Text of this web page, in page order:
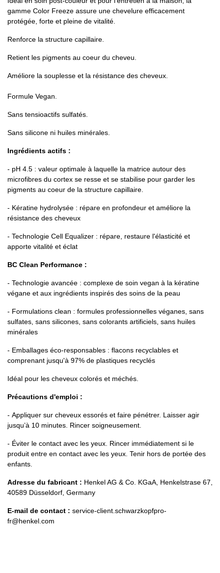
gamme Color Freeze assure une chevelure efficacement
protégée, forte et pleine de vitalité.
Renforce la structure capillaire.
Retient les pigments au coeur du cheveu.
Améliore la souplesse et la résistance des cheveux.
Formule Vegan.
Sans tensioactifs sulfatés.
Sans silicone ni huiles minérales.
Ingrédients actifs :
- pH 4.5 : valeur optimale à laquelle la matrice autour des
microfibres du cortex se resse et se stabilise pour garder les
pigments au coeur de la structure capillaire.
- Kératine hydrolysée : répare en profondeur et améliore la
résistance des cheveux
- Technologie Cell Equalizer : répare, restaure l'élasticité et
apporte vitalité et éclat
BC Clean Performance :
- Technologie avancée : complexe de soin vegan à la kératine
végane et aux ingrédients inspirés des soins de la peau
- Formulations clean : formules professionnelles véganes, sans
sulfates, sans silicones, sans colorants artificiels, sans huiles
minérales
- Emballages éco-responsables : flacons recyclables et
comprenant jusqu'à 97% de plastiques recyclés
Idéal pour les cheveux colorés et méchés.
Précautions d'emploi :
- Appliquer sur cheveux essorés et faire pénétrer. Laisser agir
jusqu’à 10 minutes. Rincer soigneusement.
- Éviter le contact avec les yeux. Rincer immédiatement si le
produit entre en contact avec les yeux. Tenir hors de portée des
enfants.
Adresse du fabricant : Henkel AG & Co. KGaA, Henkelstrase 67,
40589 Düsseldorf, Germany
E-mail de contact : service-client.schwarzkopfpro-
fr@henkel.com